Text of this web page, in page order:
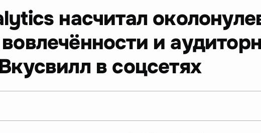
насчитал
и
в соцсетях